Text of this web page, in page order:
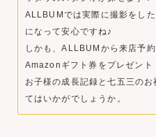
ALLBUMでは実際に撮影をし
になって安心ですね♪
しかも、ALLBUMから来店予
Amazonギフト券をプレゼント
お子様の成長記録と七五三の
てはいかがでしょうか。